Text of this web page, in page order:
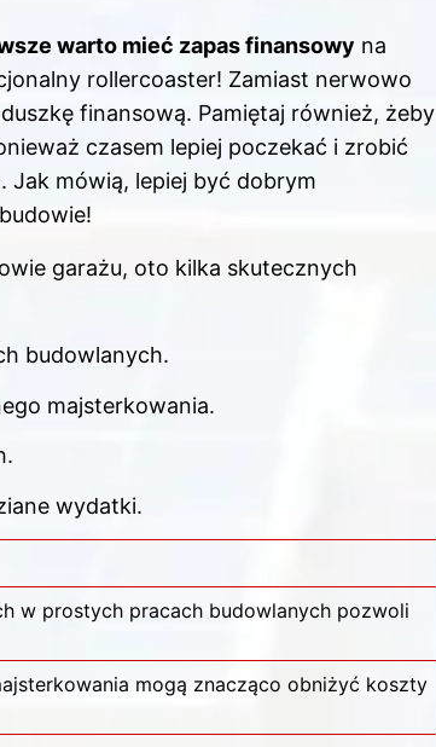
warto mieć zapas finansowy na
rollercoaster! Zamiast nerwowo
finansową. Pamiętaj również, żeby
czasem lepiej poczekać i zrobić
Jak mówią, lepiej być dobrym
garażu, oto kilka skutecznych
budowlanych.
majsterkowania.
wydatki.
w prostych pracach budowlanych pozwoli
mogą znacząco obniżyć koszty